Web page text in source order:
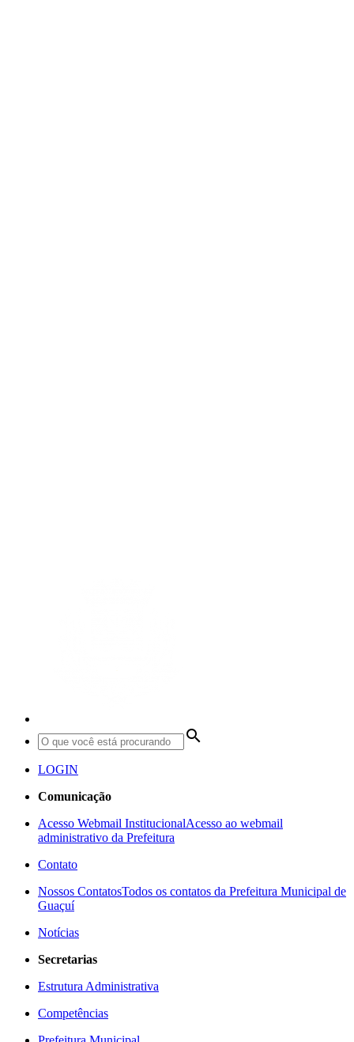
search
LOGIN
Comunicação
Acesso Webmail InstitucionalAcesso ao webmail
administrativo da Prefeitura
Contato
Nossos ContatosTodos os contatos da Prefeitura Municipal de
Guaçuí
Notícias
Secretarias
Estrutura Administrativa
Competências